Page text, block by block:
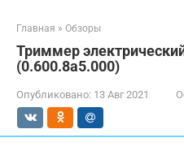
Главная » Обзоры
Триммер
(0.600.8a5.000)
Опубликовано: 13 Авг 2021